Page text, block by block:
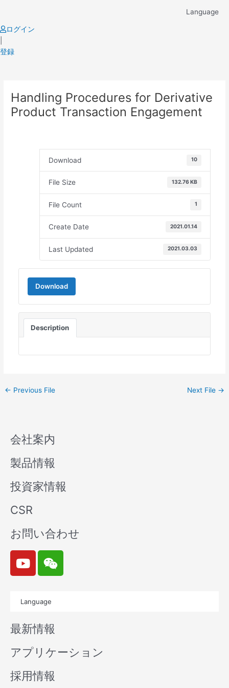
content
Language
ログイン
登録
Handling Procedures for Derivative
Product Transaction Engagement
Download 10
File Size 132.76 KB
File Count 1
Create Date 2021.01.14
Last Updated 2021.03.03
Download
Description
navigation
← Previous File Next File →
会社案内
製品情報
投資家情報
CSR
お問い合わせ
Y
o
u
b
e
W
e
i
n
Language
最新情報
アプリケーション
採用情報